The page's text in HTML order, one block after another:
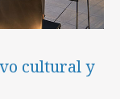
cultural y